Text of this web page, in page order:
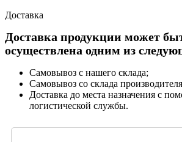
Доставка
Доставка продукции может
осуществлена одним из
Самовывоз с нашего склада;
Самовывоз со склада
Доставка до места назначения с
логистической службы.